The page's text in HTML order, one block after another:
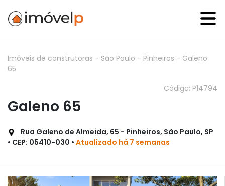
Imóveis de construtoras - São Paulo - Pinheiros - Galeno
65
Código: P14794
Galeno 65
Rua Galeno de Almeida, 65 - Pinheiros, São Paulo, SP
• CEP: 05410-030 • Atualizado há 7 semanas